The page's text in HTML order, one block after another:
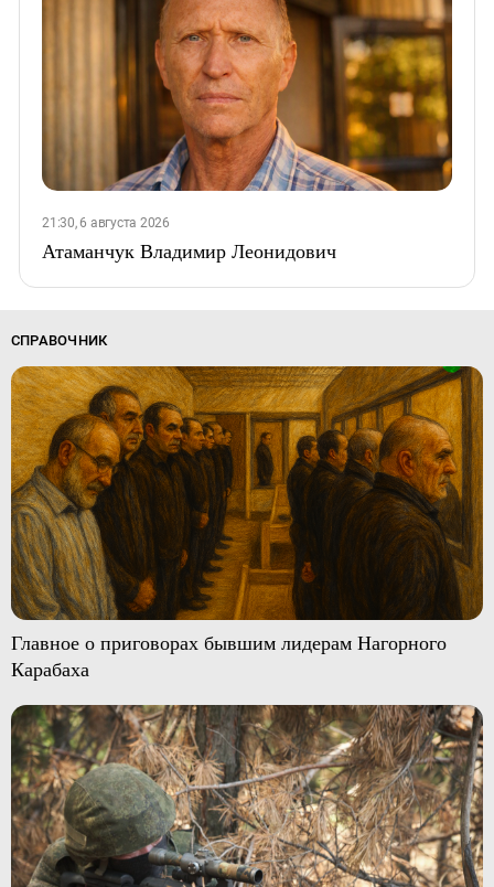
21:30, 6 августа 2026
Атаманчук Владимир Леонидович
СПРАВОЧНИК
Главное о приговорах бывшим лидерам Нагорного
Карабаха